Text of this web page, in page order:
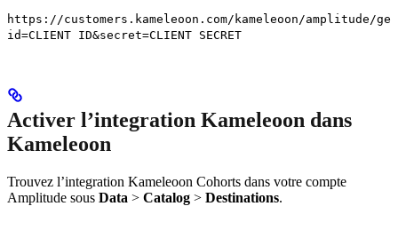
https://customers.kameleoon.com/kameleoon/amplitude/
id=CLIENT ID&secret=CLIENT SECRET
Activer l’integration Kameleoon dans
Kameleoon
Trouvez l’integration Kameleoon Cohorts dans votre compte
Amplitude sous Data > Catalog > Destinations.